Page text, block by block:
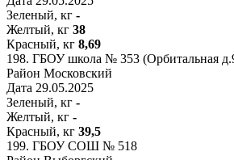
Зеленый, кг -
Желтый, кг 38
Красный, кг 8,69
198. ГБОУ школа № 353 (Орбитальная
Район Московский
Дата 29.05.2025
Зеленый, кг -
Желтый, кг -
Красный, кг 39,5
199. ГБОУ СОШ № 518